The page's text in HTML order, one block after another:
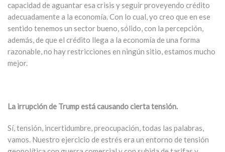
capacidad de aguantar esa crisis y seguir proveyendo crédito
adecuadamente a la economía. Con lo cual, yo creo que en ese
sentido tenemos un sector bueno, sólido, con la percepción,
además, de que el crédito llega a la economía de una forma
razonable, no hay restricciones en ningún sitio, estamos mucho
mejor.
La irrupción de Trump está causando cierta tensión.
Sí, tensión, incertidumbre, preocupación, todas las palabras,
vamos. Nuestro ejercicio de estrés era un entorno de tensión